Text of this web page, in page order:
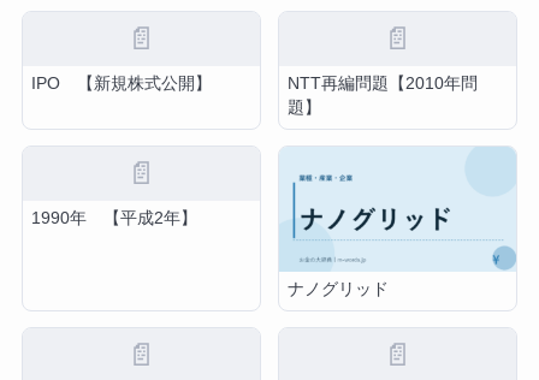
📄
IPO 【新規株式公開】
📄
NTT再編問題【2010年問
題】
📄
1990年 【平成2年】
ナノグリッド
📄 📄